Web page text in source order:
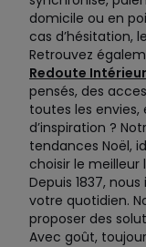
domicile ou en
cas d’hésitation,
Retrouvez
Redoute
pensés, des
toutes les
d’inspiration ?
tendances Noël,
choisir le
Depuis 1837,
votre quotidien.
proposer des
Avec goût,